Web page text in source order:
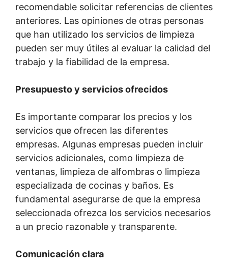
recomendable solicitar referencias de clientes
anteriores. Las opiniones de otras personas
que han utilizado los servicios de limpieza
pueden ser muy útiles al evaluar la calidad del
trabajo y la fiabilidad de la empresa.
Presupuesto y servicios ofrecidos
Es importante comparar los precios y los
servicios que ofrecen las diferentes
empresas. Algunas empresas pueden incluir
servicios adicionales, como limpieza de
ventanas, limpieza de alfombras o limpieza
especializada de cocinas y baños. Es
fundamental asegurarse de que la empresa
seleccionada ofrezca los servicios necesarios
a un precio razonable y transparente.
Comunicación clara